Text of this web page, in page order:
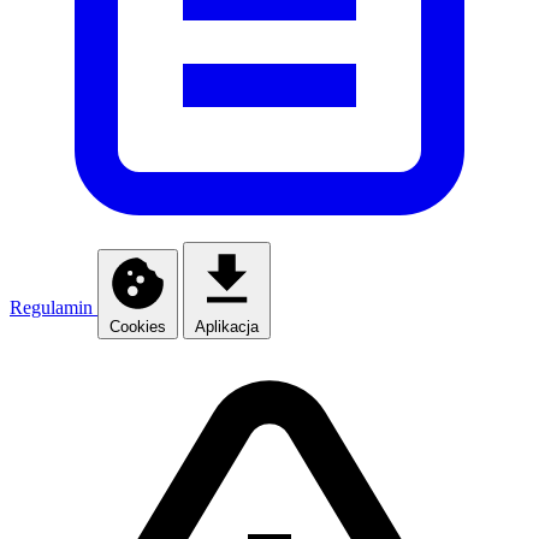
Regulamin
Cookies Aplikacja